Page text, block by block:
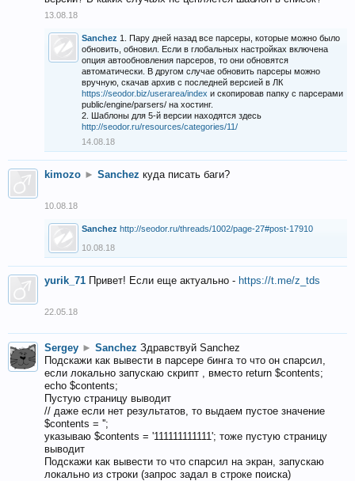
13.08.18
Sanchez 1. Пару дней назад все парсеры, которые можно было
обновить, обновил. Если в глобальных настройках включена
опция автообновления парсеров, то они обновятся
автоматически. В другом случае обновить парсеры можно
вручную, скачав архив с последней версией в ЛК
https://seodor.biz/userarea/index и скопировав папку с парсерами
public/engine/parsers/ на хостинг.
2. Шаблоны для 5-й версии находятся здесь
http://seodor.ru/resources/categories/11/
14.08.18
kimozo ► Sanchez куда писать баги?
10.08.18
Sanchez http://seodor.ru/threads/1002/page-27#post-17910
10.08.18
yurik_71 Привет! Если еще актуально - https://t.me/z_tds
22.05.18
Sergey ► Sanchez Здравствуй Sanchez
Подскажи как вывести в парсере бинга то что он спарсил,
если локально запускаю скрипт , вместо return $contents;
echo $contents;
Пустую страницу выводит
// даже если нет результатов, то выдаем пустое значение
$contents = '';
указываю $contents = '111111111111'; тоже пустую страницу
выводит
Подскажи как вывести то что спарсил на экран, запускаю
локально из строки (запрос задал в строке поиска)